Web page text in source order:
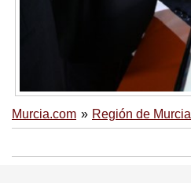
Murcia.com Región de Murcia